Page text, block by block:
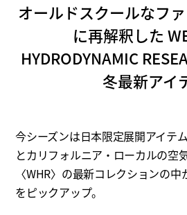
オールドスクールなフ
に再解釈した
HYDRODYNAMIC
冬最新アイ
今シーズンは日本限定展開アイテ
とカリフォルニア・ローカルの空
〈WHR〉の最新コレクションの
をピックアップ。